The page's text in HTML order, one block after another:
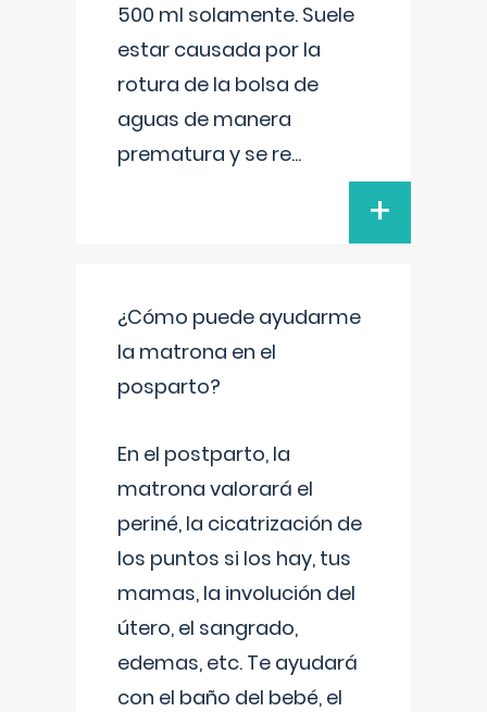
500 ml solamente. Suele
estar causada por la
rotura de la bolsa de
aguas de manera
prematura y se re...
+
¿Cómo puede ayudarme
la matrona en el
posparto?
En el postparto, la
matrona valorará el
periné, la cicatrización de
los puntos si los hay, tus
mamas, la involución del
útero, el sangrado,
edemas, etc. Te ayudará
con el baño del bebé, el